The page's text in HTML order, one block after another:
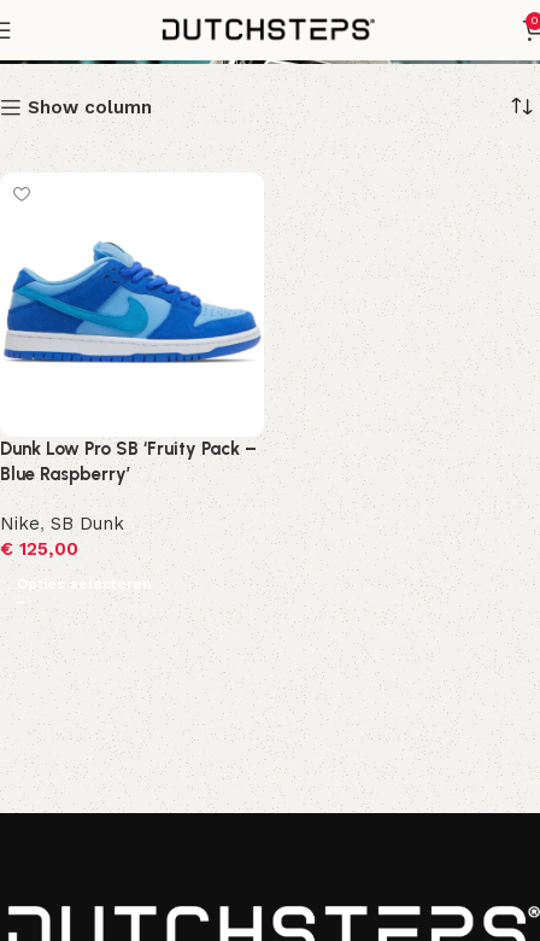
0
Pro SB Fruity
Show column
Dunk Low Pro SB ‘Fruity Pack –
Blue Raspberry’
Nike,SB Dunk
€125,00
Opties selecteren